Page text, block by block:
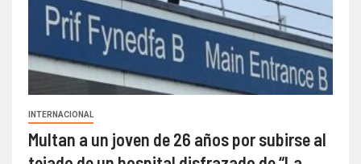
INTERNACIONAL
Multan a un joven de 26 años por subirse al